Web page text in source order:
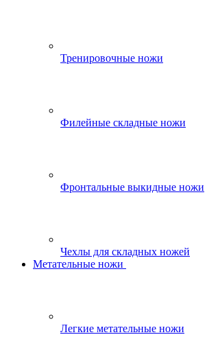
Тренировочные ножи
Филейные складные ножи
Фронтальные выкидные ножи
Чехлы для складных ножей
Метательные ножи
Легкие метательные ножи